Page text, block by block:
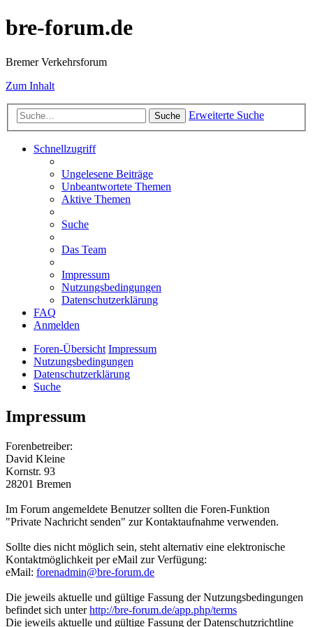
bre-forum.de
Bremer Verkehrsforum
Zum Inhalt
Suche Erweiterte Suche
Schnellzugriff
Ungelesene Beiträge
Unbeantwortete Themen
Aktive Themen
Suche
Das Team
Impressum
Nutzungsbedingungen
Datenschutzerklärung
FAQ
Anmelden
Foren-Übersicht Impressum
Nutzungsbedingungen
Datenschutzerklärung
Suche
Impressum
Forenbetreiber:
David Kleine
Kornstr. 93
28201 Bremen
Im Forum angemeldete Benutzer sollten die Foren-Funktion
"Private Nachricht senden" zur Kontaktaufnahme verwenden.
Sollte dies nicht möglich sein, steht alternativ eine elektronische
Kontaktmöglichkeit per eMail zur Verfügung:
eMail: forenadmin@bre-forum.de
Die jeweils aktuelle und gültige Fassung der Nutzungsbedingungen
befindet sich unterhttp://bre-forum.de/app.php/terms
Die jeweils aktuelle und gültige Fassung der Datenschutzrichtline